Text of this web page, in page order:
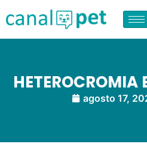
HETEROCROMIA
agosto 17,